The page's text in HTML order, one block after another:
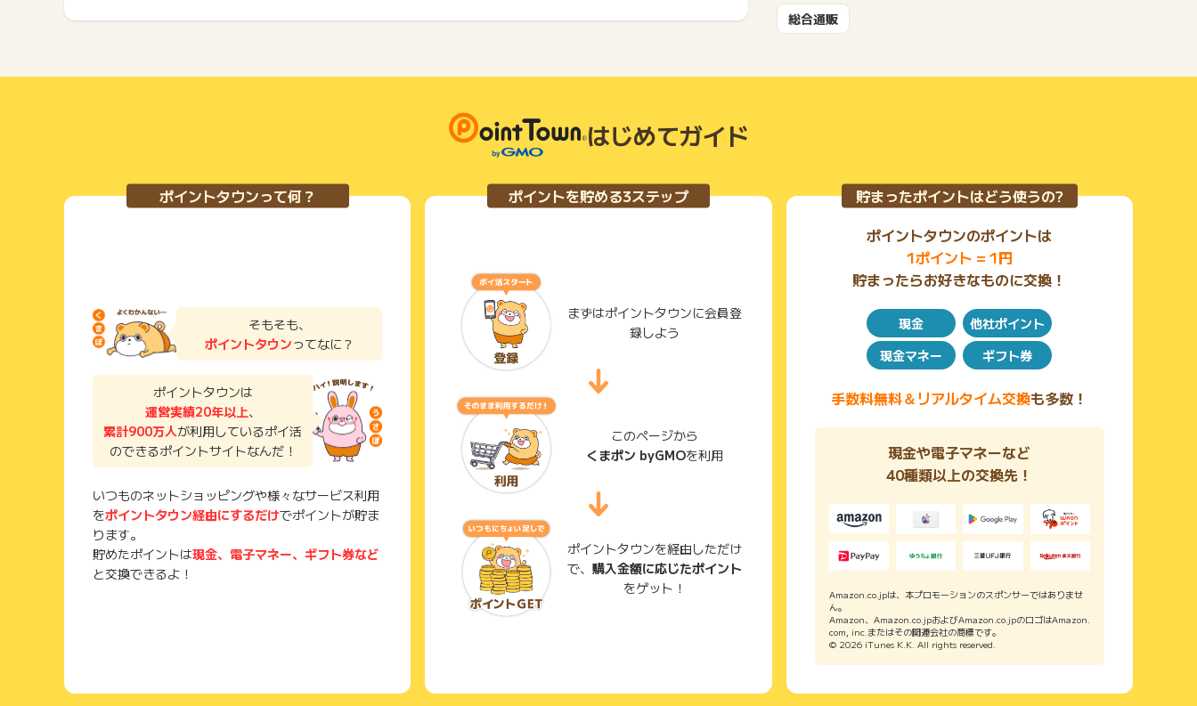
総合通販
はじめてガイド
ポイントタウンって何？
そもそも、
ポイントタウンってなに？
ポイントタウンは
運営実績20年以上、
累計900万人が利用しているポイ活
のできるポイントサイトなんだ！
いつものネットショッピングや様々なサービス利用
をポイントタウン経由にするだけでポイントが貯ま
ります。
貯めたポイントは現金、電子マネー、ギフト券など
と交換できるよ！
ポイントを貯める3ステップ
まずはポイントタウンに会員登
録しよう
このページから
くまポン byGMOを利用
ポイントタウンを経由しただけ
で、 購入金額に応じたポイント
をゲット！
貯まったポイントはどう使うの?
ポイントタウンのポイントは
1ポイント = 1円
貯まったらお好きなものに交換！
現金
他社ポイント
現金マネー
ギフト券
手数料無料＆リアルタイム交換も多数！
現金や電子マネーなど
40種類以上の交換先！
Amazon.co.jpは、本プロモーションのスポンサーではありませ
ん。
Amazon、Amazon.co.jpおよびAmazon.co.jpのロゴはAmazon.
com, inc.またはその関連会社の商標です。
© 2026 iTunes K.K. All rights reserved.